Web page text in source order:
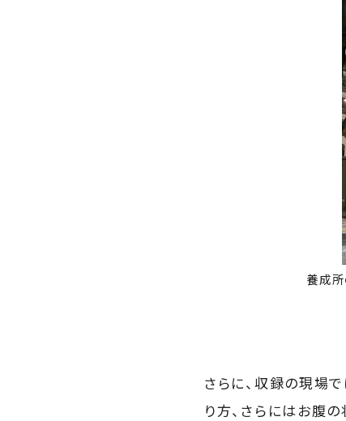
養成所
さらに、収録の現場
り方、さらにはお腹